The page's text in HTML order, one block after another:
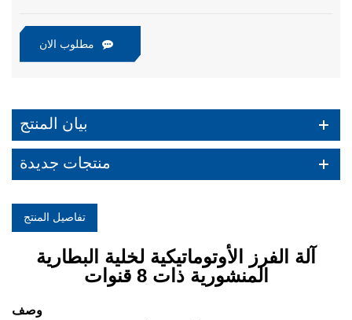
مطلوب الان
بيان المنتج
منتجات جديدة
تفاصيل المنتج
آلة الفرز الأوتوماتيكية لخلية البطارية
المنشورية ذات 8 قنوات
وصف